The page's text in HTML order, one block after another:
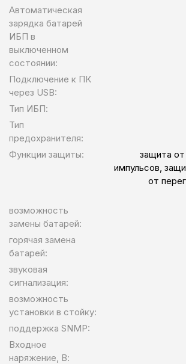
Автоматическая
зарядка батарей
ИБП в
выключенном
состоянии:
Подключение к ПК
через USB:
Тип ИБП:
Тип
предохранителя:
Функции защиты:
защита
импульсов,
от
возможность
замены батарей:
горячая замена
батарей:
звуковая
сигнализация:
возможность
установки в стойку:
поддержка SNMP:
Входное
наряжение, В: